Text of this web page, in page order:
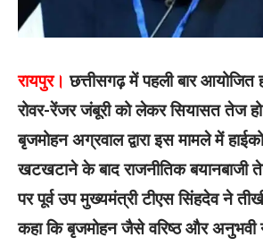
रायपुर। छत्तीसगढ़ में पहली बार आयोजित
रोवर-रेंजर जंबूरी को लेकर सियासत तेज
बृजमोहन अग्रवाल द्वारा इस मामले में
खटखटाने के बाद राजनीतिक बयानबाजी
पर पूर्व उप मुख्यमंत्री टीएस सिंहदेव ने
कहा कि बृजमोहन जैसे वरिष्ठ और अनुभवी